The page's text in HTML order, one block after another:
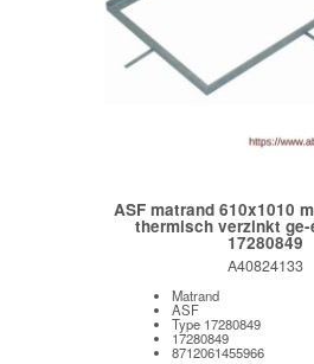
ASF matrand 610x1010
thermisch verzinkt
17280849
A40824133
Matrand
ASF
Type 17280849
17280849
8712061455966